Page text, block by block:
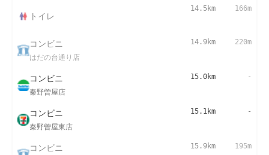
トイレ
14.5km 166m
コンビニ
はだの台通り店
14.9km 220m
コンビニ
秦野曽屋店
15.0km -
コンビニ
秦野曽屋東店
15.1km -
コンビニ 15.9km 195m